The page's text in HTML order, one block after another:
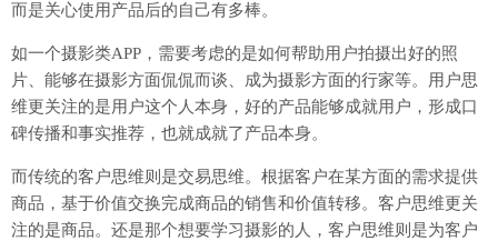
而是关心使用产品后的自己有多棒。
如一个摄影类APP，需要考虑的是如何帮助用户拍摄出好的照
片、能够在摄影方面侃侃而谈、成为摄影方面的行家等。用户思
维更关注的是用户这个人本身，好的产品能够成就用户，形成口
碑传播和事实推荐，也就成就了产品本身。
而传统的客户思维则是交易思维。根据客户在某方面的需求提供
商品，基于价值交换完成商品的销售和价值转移。客户思维更关
注的是商品。还是那个想要学习摄影的人，客户思维则是为客户